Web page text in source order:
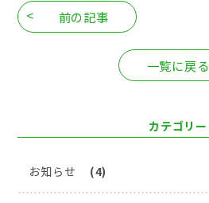
前の記事
一覧に戻る
カテゴリー
お知らせ (4)